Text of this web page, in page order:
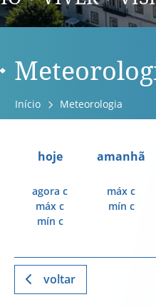
Início Meteorologia
hoje
agora c
máx c
mín c
amanhã
máx c
mín c
voltar